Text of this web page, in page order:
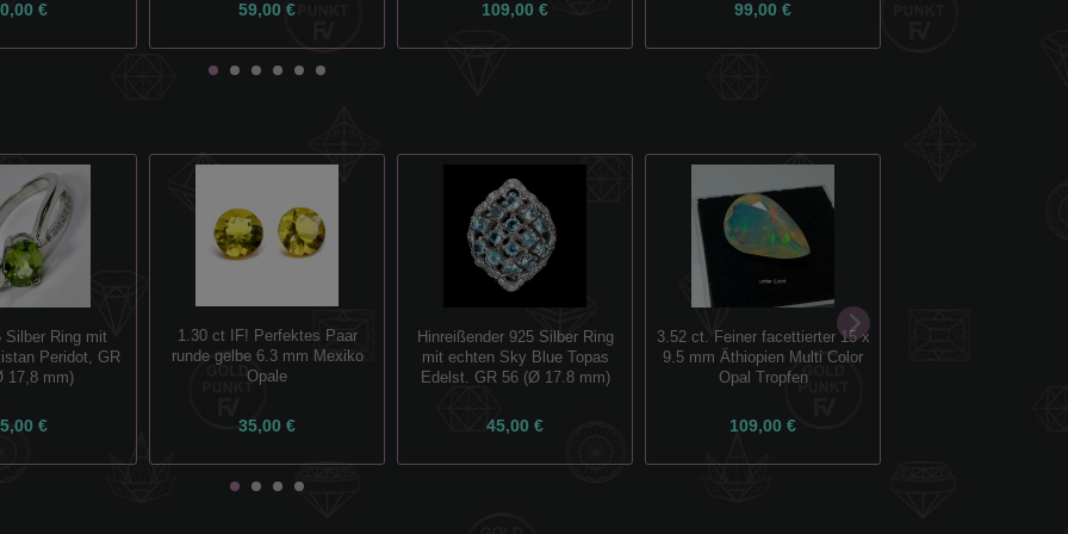
€ 59,00 € 109,00 € 99,00 €
Silber Ring mit
Peridot, GR
17,8 mm)
€
1.30 ct IF! Perfektes Paar
runde gelbe 6.3 mm Mexiko
Opale
35,00 €
Hinreißender 925 Silber Ring
mit echten Sky Blue Topas
Edelst. GR 56 (Ø 17.8 mm)
45,00 €
3.52 ct. Feiner facettierter 15 x
9.5 mm Äthiopien Multi Color
Opal Tropfen
109,00 €